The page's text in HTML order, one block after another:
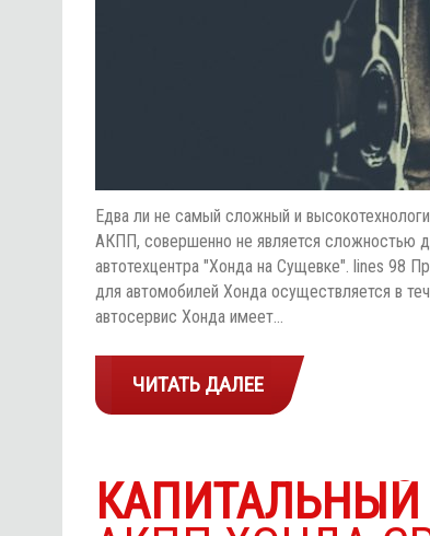
Едва ли не самый сложный и
АКПП, совершенно не является сложностью
автотехцентра "Хонда на Сущевке". lines 98
для автомобилей Хонда осуществляется в
автосервис Хонда имеет…
ЧИТАТЬ ДАЛЕЕ
КАПИТАЛЬНЫЙ